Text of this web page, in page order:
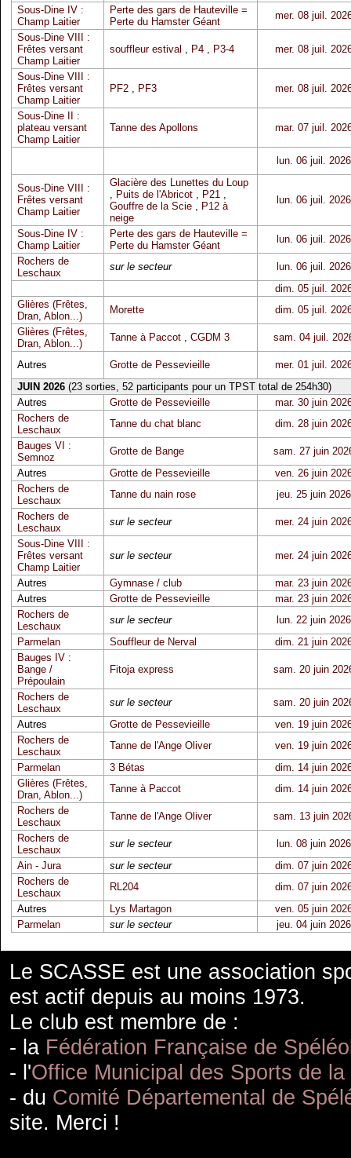
Sous-Dine IV :
Champ Laitier
Perte des gars de Hauteville =
Perte du Hamster Géant
mer. 08 juil.
Sous-Dine VIII :
Frêtes versant
Champ Laitier
souffleur estival , P4, P3-4 mer. 08 juil.
Sous-Dine VIII :
Frêtes versant
Champ Laitier
PF2, PF3 mer. 08 juil.
Sous-Dine II :
plateau versant
Champ Laitier
Tanne des Apollons mar. 07 juil.
lun. 06 juil. 2026
Sous-Dine VIII :
Frêtes versant
Champ Laitier
Glacière des Lunettes du Loup
, Puits de l'Abricot, P21,
Gouffre de la Scie, P12 à
neige
lun. 06 juil. 2026
Sous-Dine IV :
Champ Laitier
Perte des gars de Hauteville =
Perte du Hamster Géant
lun. 06 juil. 2026
Rochers de
Leschaux
sur le secteur
lun. 06 juil. 2026
dim. 05 juil.
Glières (Frêtes,
Dran, Ablon...)
Morette
dim. 05 juil.
Glières (Frêtes,
Dran, Ablon...)
Tanne à Paccot, CGDM 3 sam. 04 juil.
Autres Grotte de Pessevieille
mer. 01 juil.
JUIN 2026(23 sorties, 52 participants pour un TPST total de 254h30)
Autres
Grotte de Pessevieille
mar. 30 juin
Rochers de
Leschaux
Tanne du chat blanc
dim. 28 juin
Bauges VI :
Semnoz
Grotte de Bange
sam. 27 juin
Autres
Grotte de Pessevieille
ven. 26 juin
Rochers de
Leschaux
Tanne du nain rose
jeu. 25 juin 2026
Rochers de
Leschaux
sur le secteur
mer. 24 juin
Sous-Dine VIII :
Frêtes versant
Champ Laitier
sur le secteur mer. 24 juin
Autres Gymnase / club
mar. 23 juin
Autres
Grotte de Pessevieille
mar. 23 juin
Rochers de
Leschaux
sur le secteur
lun. 22 juin 2026
Parmelan
Souffleur de Nerval
dim. 21 juin
Bauges IV :
Bange /
Prépoulain
Fitoja express sam. 20 juin
Rochers de
Leschaux
sur le secteur
sam. 20 juin
Autres
Grotte de Pessevieille
ven. 19 juin
Rochers de
Leschaux
Tanne de l'Ange Oliver
ven. 19 juin
Parmelan
3 Bétas
dim. 14 juin
Glières (Frêtes,
Dran, Ablon...)
Tanne à Paccot
dim. 14 juin
Rochers de
Leschaux
Tanne de l'Ange Oliver
sam. 13 juin
Rochers de
Leschaux
sur le secteur
lun. 08 juin 2026
Ain - Jura
sur le secteur
dim. 07 juin
Rochers de
Leschaux
RL204
dim. 07 juin
Autres
Lys Martagon
ven. 05 juin
Parmelan
sur le secteur jeu. 04 juin 2026
Le SCASSE est une association
est actif depuis au moins 1973.
Le club est membre de :
- la Fédération Française de
- l'Office Municipal des Sports de
- du Comité Départemental de
site. Merci !